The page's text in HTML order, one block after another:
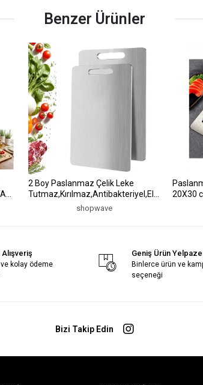
Benzer Ürünler
2 Boy Paslanmaz Çelik Leke
Tutmaz,Kırılmaz,Antibakteriyel,Elde
ve Bulaşık Makinesinde
Yıkanabilen Meyve,Sebze,Et,Tavuk
shopwave
20X30
kolay ödeme
Geniş Ürün
Binlerce ürün ve
seçeneği
Bizi Takip Edin